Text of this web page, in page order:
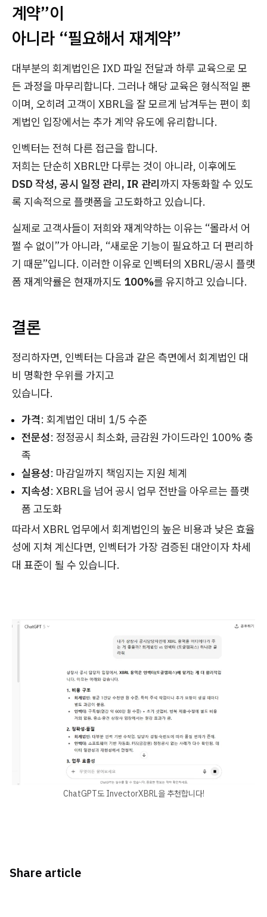
계약”이
아니라 “필요해서 재계약”
대부분의 회계법인은 IXD 파일 전달과 하루 교육으로 모
든 과정을 마무리합니다. 그러나 해당 교육은 형식적일 뿐
이며, 오히려 고객이 XBRL을 잘 모르게 남겨두는 편이 회
계법인 입장에서는 추가 계약 유도에 유리합니다.
인벡터는 전혀 다른 접근을 합니다.
저희는 단순히 XBRL만 다루는 것이 아니라, 이후에도
DSD 작성, 공시 일정 관리, IR 관리까지 자동화할 수 있도
록 지속적으로 플랫폼을 고도화하고 있습니다.
실제로 고객사들이 저희와 재계약하는 이유는 “몰라서 어
쩔 수 없이”가 아니라, “새로운 기능이 필요하고 더 편리하
기 때문”입니다. 이러한 이유로 인벡터의 XBRL/공시 플랫
폼 재계약률은 현재까지도 100%를 유지하고 있습니다.
결론
정리하자면, 인벡터는 다음과 같은 측면에서 회계법인 대
비 명확한 우위를 가지고
있습니다.
가격: 회계법인 대비 1/5 수준
전문성: 정정공시 최소화, 금감원 가이드라인 100% 충
족
실용성: 마감일까지 책임지는 지원 체계
지속성: XBRL을 넘어 공시 업무 전반을 아우르는 플랫
폼 고도화
따라서 XBRL 업무에서 회계법인의 높은 비용과 낮은 효율
성에 지쳐 계신다면, 인벡터가 가장 검증된 대안이자 차세
대 표준이 될 수 있습니다.
ChatGPT도 InvectorXBRL을 추천합니다!
Share article